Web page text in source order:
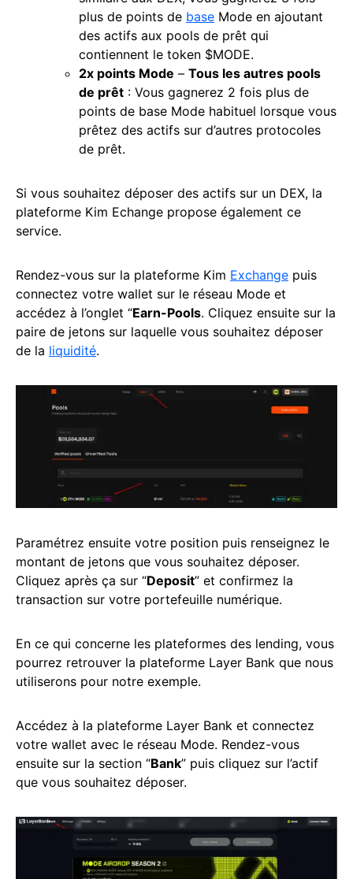
plus de points de base Mode en ajoutant
des actifs aux pools de prêt qui
contiennent le token $MODE.
2x points Mode – Tous les autres pools
de prêt : Vous gagnerez 2 fois plus de
points de base Mode habituel lorsque vous
prêtez des actifs sur d’autres protocoles
de prêt.
Si vous souhaitez déposer des actifs sur un DEX, la
plateforme Kim Echange propose également ce
service.
Rendez-vous sur la plateforme Kim Exchange puis
connectez votre wallet sur le réseau Mode et
accédez à l’onglet “Earn-Pools. Cliquez ensuite sur la
paire de jetons sur laquelle vous souhaitez déposer
de la liquidité.
Paramétrez ensuite votre position puis renseignez le
montant de jetons que vous souhaitez déposer.
Cliquez après ça sur “Deposit” et confirmez la
transaction sur votre portefeuille numérique.
En ce qui concerne les plateformes des lending, vous
pourrez retrouver la plateforme Layer Bank que nous
utiliserons pour notre exemple.
Accédez à la plateforme Layer Bank et connectez
votre wallet avec le réseau Mode. Rendez-vous
ensuite sur la section “Bank” puis cliquez sur l’actif
que vous souhaitez déposer.